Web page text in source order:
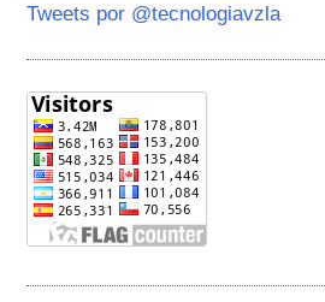
Tweets por @tecnologiavzla